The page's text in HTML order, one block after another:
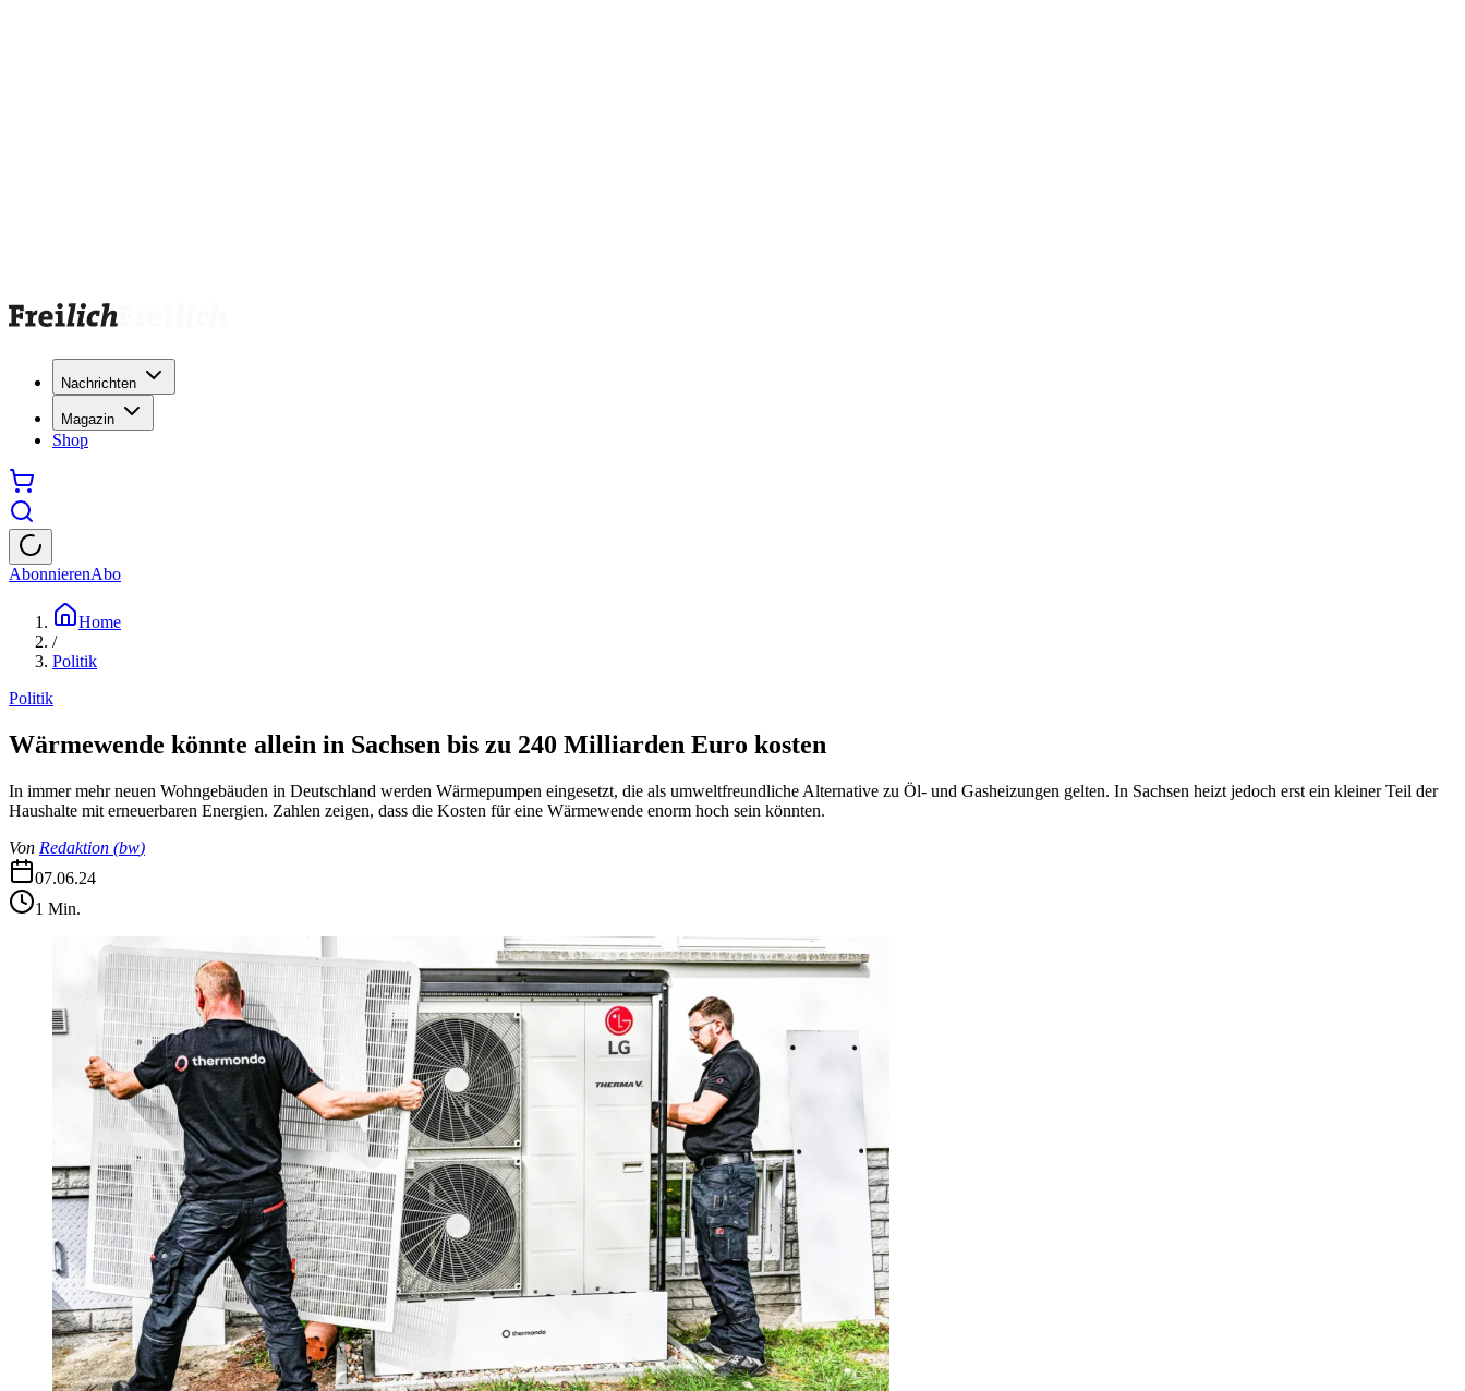
Nachrichten
Magazin
Shop
AbonnierenAbo
Home
/
Politik
Politik
Wärmewende könnte allein in Sachsen bis zu 240 Milliarden Euro kosten
In immer mehr neuen Wohngebäuden in Deutschland werden Wärmepumpen eingesetzt, die als umweltfreundliche Alternative zu Öl- und Gasheizungen gelten. In Sachsen heizt jedoch erst ein kleiner Teil der
Haushalte mit erneuerbaren Energien. Zahlen zeigen, dass die Kosten für eine Wärmewende enorm hoch sein könnten.
Von Redaktion (bw)
07.06.24
1 Min.